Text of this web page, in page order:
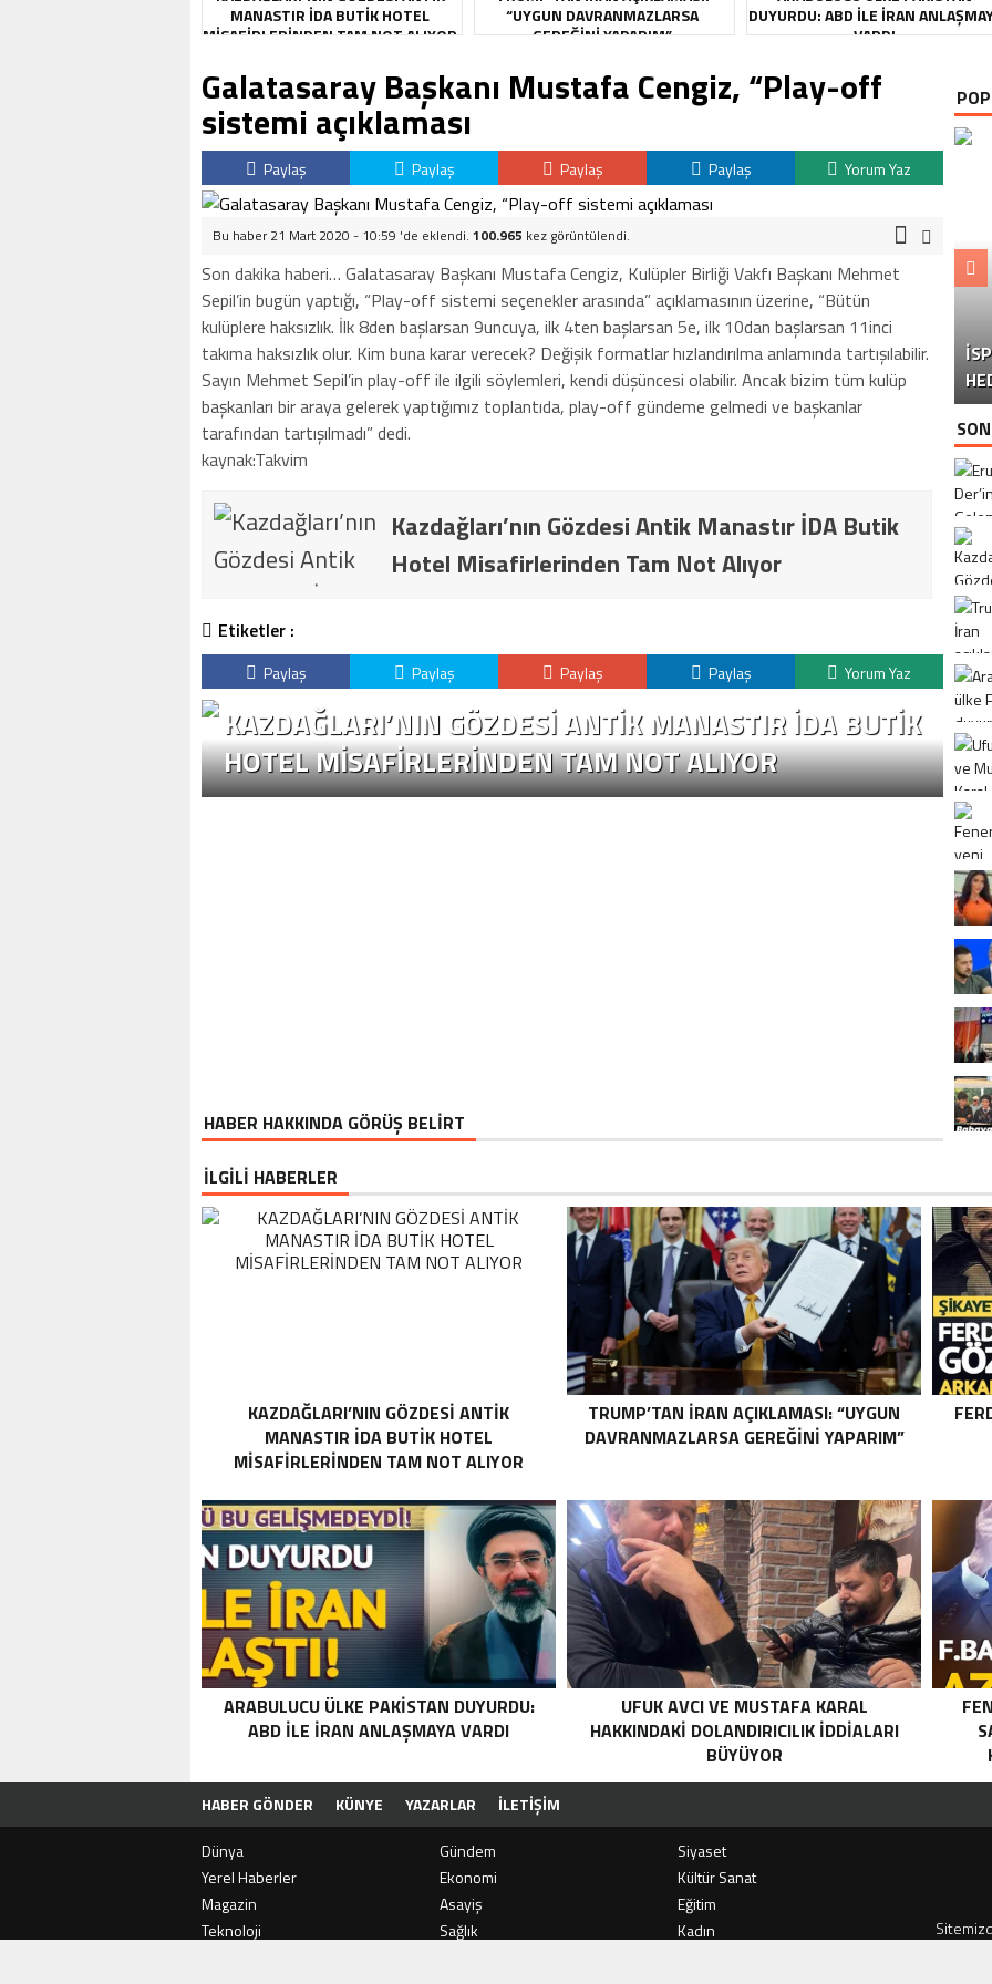
MANASTIR İDA BUTIK HOTEL
MISAFIRLERINDEN TAM NOT ALIYOR
“UYGUN DAVRANMAZLARSA
GEREĞINI YAPARIM”
DUYURDU: ABD ILE İRAN
VARDI
Galatasaray Başkanı Mustafa Cengiz, “Play-off
sistemi açıklaması
Paylaş Paylaş Paylaş Paylaş Yorum Yaz
Bu haber 21 Mart 2020 - 10:59 'de eklendi. 100.965 kez görüntülendi.
Son dakika haberi… Galatasaray Başkanı Mustafa Cengiz, Kulüpler Birliği Vakfı Başkanı Mehmet
Sepil’in bugün yaptığı, “Play-off sistemi seçenekler arasında” açıklamasının üzerine, “Bütün
kulüplere haksızlık. İlk 8den başlarsan 9uncuya, ilk 4ten başlarsan 5e, ilk 10dan başlarsan 11inci
takıma haksızlık olur. Kim buna karar verecek? Değişik formatlar hızlandırılma anlamında tartışılabilir.
Sayın Mehmet Sepil’in play-off ile ilgili söylemleri, kendi düşüncesi olabilir. Ancak bizim tüm kulüp
başkanları bir araya gelerek yaptığımız toplantıda, play-off gündeme gelmedi ve başkanlar
tarafından tartışılmadı” dedi.
kaynak:Takvim
Kazdağları’nın Gözdesi Antik Manastır İDA Butik
Hotel Misafirlerinden Tam Not Alıyor
Etiketler :
Paylaş Paylaş Paylaş Paylaş Yorum Yaz
KAZDAĞLARI’NIN GÖZDESI ANTIK MANASTIR İDA BUTIK
HOTEL MISAFIRLERINDEN TAM NOT ALIYOR
HABER HAKKINDA GÖRÜŞ BELİRT
İLGİLİ HABERLER
KAZDAĞLARI’NIN GÖZDESI ANTIK
MANASTIR İDA BUTIK HOTEL
MISAFIRLERINDEN TAM NOT ALIYOR
TRUMP’TAN İRAN AÇIKLAMASI: “UYGUN
DAVRANMAZLARSA GEREĞINI YAPARIM”
ARABULUCU ÜLKE PAKISTAN DUYURDU:
ABD ILE İRAN ANLAŞMAYA VARDI
UFUK AVCI VE MUSTAFA KARAL
HAKKINDAKI DOLANDIRICILIK İDDIALARI
BÜYÜYOR
HABER GÖNDER KÜNYE YAZARLAR
İLETIŞIM
Dünya
Gündem
Siyaset
Yerel Haberler
Ekonomi
Kültür Sanat
Magazin
Asayiş
Eğitim
Teknoloji
Sağlık
Kadın
KAZDAĞLARI’NIN GÖZDESI ANTIK MANASTIR İDA BUTIK